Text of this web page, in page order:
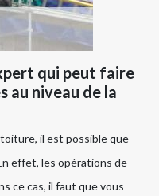
qui peut faire
au niveau de la
il est possible que
effet, les opérations de
ce cas, il faut que vous